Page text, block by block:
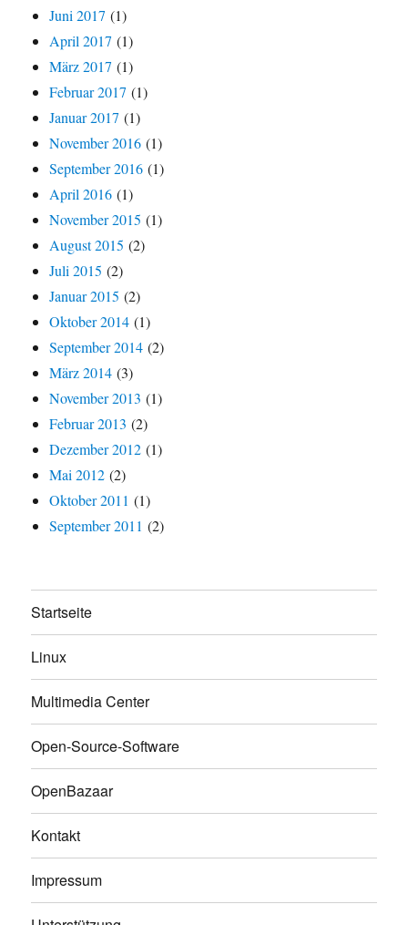
Juni 2017 (1)
April 2017 (1)
März 2017 (1)
Februar 2017 (1)
Januar 2017 (1)
November 2016 (1)
September 2016 (1)
April 2016 (1)
November 2015 (1)
August 2015 (2)
Juli 2015 (2)
Januar 2015 (2)
Oktober 2014 (1)
September 2014 (2)
März 2014 (3)
November 2013 (1)
Februar 2013 (2)
Dezember 2012 (1)
Mai 2012 (2)
Oktober 2011 (1)
September 2011 (2)
Startseite
Linux
Multimedia Center
Open-Source-Software
OpenBazaar
Kontakt
Impressum